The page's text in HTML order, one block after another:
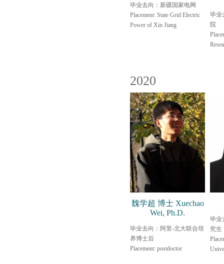
毕业去向：新疆国家电网
Placement: State Grid Electric
Power of Xin Jiang
毕业
院
2020
魏学超 博士 Xuechao
Wei, Ph.D.
毕业去向：阿里-北大联合培
养博士后
Placement: postdoctor
毕业
究生